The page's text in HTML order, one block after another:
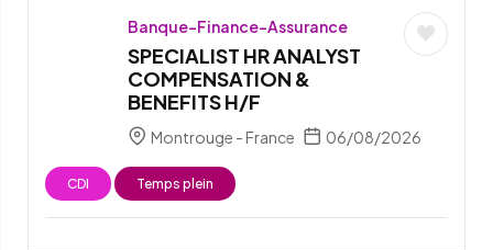
Banque-Finance-Assurance
SPECIALIST HR ANALYST
COMPENSATION &
BENEFITS H/F
Montrouge - France 06/08/2026
CDI Temps plein